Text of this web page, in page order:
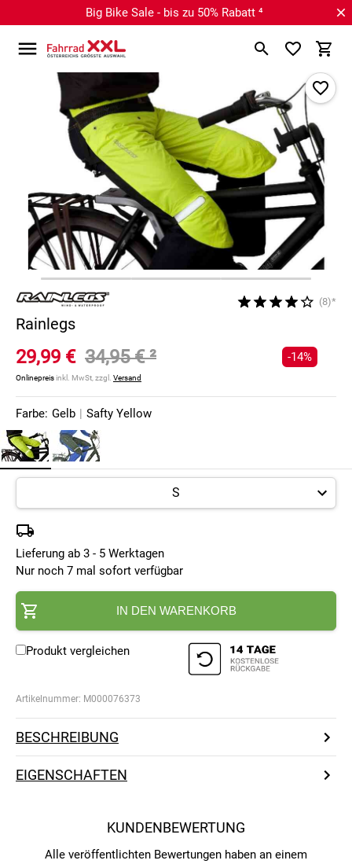
Big Bike Sale - bis zu 50% Rabatt ⁴
(8)*
Rainlegs
29,99 € 34,95 €²
Onlinepreisinkl. MwSt, zzgl. Versand
-14%
Farbe: Gelb | Safty Yellow
Lieferung ab 3 - 5 Werktagen
Nur noch 7 mal sofort verfügbar
IN DEN WARENKORB
Produkt vergleichen
Artikelnummer: M000076373
BESCHREIBUNG
EIGENSCHAFTEN
KUNDENBEWERTUNG
Alle veröffentlichten Bewertungen haben an einem